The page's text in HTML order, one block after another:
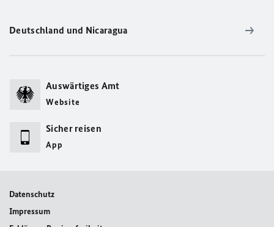
Deutschland und Nicaragua
Auswärtiges Amt
Website
Sicher reisen
App
Datenschutz
Impressum